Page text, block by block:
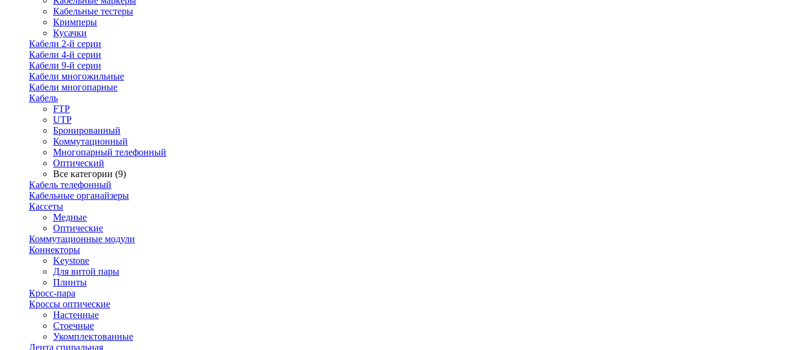
Кабельные тестеры
Кримперы
Кусачки
Кабели 2-й серии
Кабели 4-й серии
Кабели 9-й серии
Кабели многожильные
Кабели многопарные
Кабель
FTP
UTP
Бронированный
Коммутационный
Многопарный телефонный
Оптический
Все категории (9)
Кабель телефонный
Кабельные органайзеры
Кассеты
Медные
Оптические
Коммутационные модули
Коннекторы
Keystone
Для витой пары
Плинты
Кросс-пара
Кроссы оптические
Настенные
Стоечные
Укомплектованные
Лента спиральная